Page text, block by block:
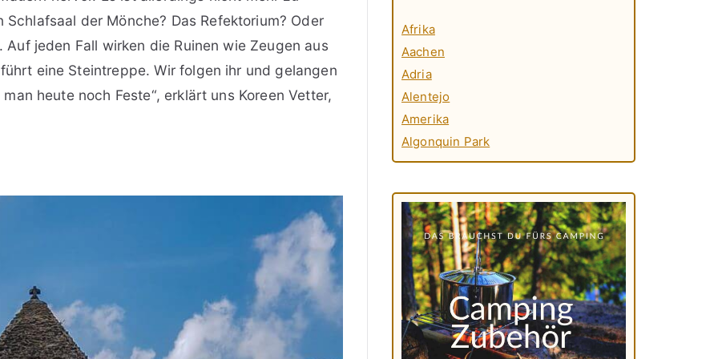
der Mönche? Das Refektorium? Oder
jeden Fall wirken die Ruinen wie Zeugen aus
eine Steintreppe. Wir folgen ihr und gelangen
heute noch Feste“, erklärt uns Koreen Vetter,
Afrika
Aachen
Adria
Alentejo
Amerika
Algonquin Park